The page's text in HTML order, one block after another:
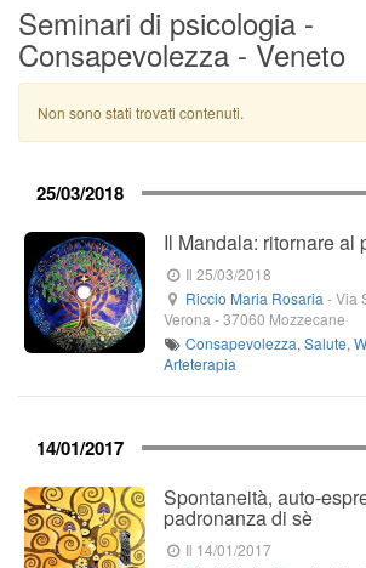
Seminari di psicologia -
Consapevolezza - Veneto
Non sono stati trovati contenuti.
25/03/2018
Il Mandala: ritornare al
Il 25/03/2018
Riccio Maria Rosaria -Via
Verona -37060 Mozzecane
Consapevolezza,Salute,
Arteterapia
14/01/2017
Spontaneità, auto-
padronanza di sè
Il 14/01/2017